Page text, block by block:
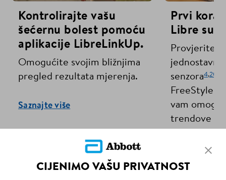
Kontrolirajte vašu
šećernu bolest pomoću
aplikacije LibreLinkUp.
Omogućite svojim bližnjima
pregled rezultata mjerenja.
Saznajte više
Prvi
Libre
Provjerite
jednostavna
senzora4,20
FreeStyle
vam
trendove
Naučite
CIJENIMO VAŠU PRIVATNOST